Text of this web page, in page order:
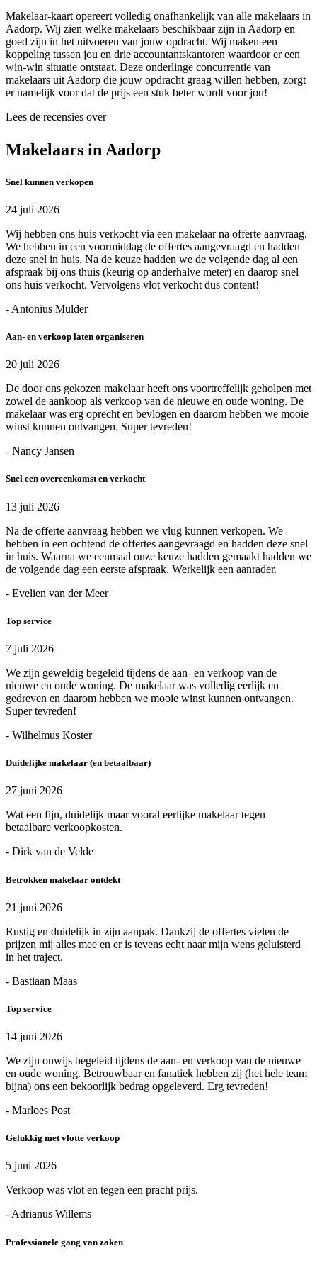
Makelaar-kaart opereert volledig onafhankelijk van alle makelaars in
Aadorp. Wij zien welke makelaars beschikbaar zijn in Aadorp en
goed zijn in het uitvoeren van jouw opdracht. Wij maken een
koppeling tussen jou en drie accountantskantoren waardoor er een
win-win situatie ontstaat. Deze onderlinge concurrentie van
makelaars uit Aadorp die jouw opdracht graag willen hebben, zorgt
er namelijk voor dat de prijs een stuk beter wordt voor jou!
Lees de recensies over
Makelaars in Aadorp
Snel kunnen verkopen
24 juli 2026
Wij hebben ons huis verkocht via een makelaar na offerte aanvraag.
We hebben in een voormiddag de offertes aangevraagd en hadden
deze snel in huis. Na de keuze hadden we de volgende dag al een
afspraak bij ons thuis (keurig op anderhalve meter) en daarop snel
ons huis verkocht. Vervolgens vlot verkocht dus content!
- Antonius Mulder
Aan- en verkoop laten organiseren
20 juli 2026
De door ons gekozen makelaar heeft ons voortreffelijk geholpen met
zowel de aankoop als verkoop van de nieuwe en oude woning. De
makelaar was erg oprecht en bevlogen en daarom hebben we mooie
winst kunnen ontvangen. Super tevreden!
- Nancy Jansen
Snel een overeenkomst en verkocht
13 juli 2026
Na de offerte aanvraag hebben we vlug kunnen verkopen. We
hebben in een ochtend de offertes aangevraagd en hadden deze snel
in huis. Waarna we eenmaal onze keuze hadden gemaakt hadden we
de volgende dag een eerste afspraak. Werkelijk een aanrader.
- Evelien van der Meer
Top service
7 juli 2026
We zijn geweldig begeleid tijdens de aan- en verkoop van de
nieuwe en oude woning. De makelaar was volledig eerlijk en
gedreven en daarom hebben we mooie winst kunnen ontvangen.
Super tevreden!
- Wilhelmus Koster
Duidelijke makelaar (en betaalbaar)
27 juni 2026
Wat een fijn, duidelijk maar vooral eerlijke makelaar tegen
betaalbare verkoopkosten.
- Dirk van de Velde
Betrokken makelaar ontdekt
21 juni 2026
Rustig en duidelijk in zijn aanpak. Dankzij de offertes vielen de
prijzen mij alles mee en er is tevens echt naar mijn wens geluisterd
in het traject.
- Bastiaan Maas
Top service
14 juni 2026
We zijn onwijs begeleid tijdens de aan- en verkoop van de nieuwe
en oude woning. Betrouwbaar en fanatiek hebben zij (het hele team
bijna) ons een bekoorlijk bedrag opgeleverd. Erg tevreden!
- Marloes Post
Gelukkig met vlotte verkoop
5 juni 2026
Verkoop was vlot en tegen een pracht prijs.
- Adrianus Willems
Professionele gang van zaken